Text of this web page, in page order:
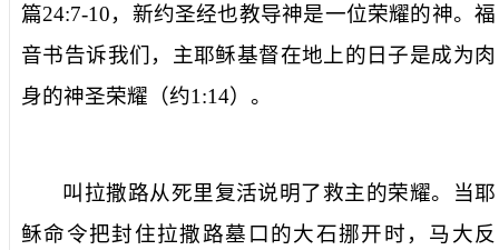
篇24:7-10，新约圣经也教导神是一位荣耀的神。福
音书告诉我们，主耶稣基督在地上的日子是成为肉
身的神圣荣耀（约1:14）。
叫拉撒路从死里复活说明了救主的荣耀。当耶
稣命令把封住拉撒路墓口的大石挪开时，马大反